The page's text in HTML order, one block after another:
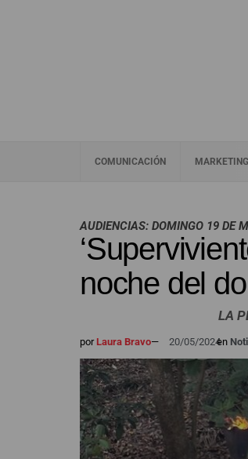
COMUNICACIÓN MARKETING
AUDIENCIAS: DOMINGO 19 DE
noche del
LA
porLaura Bravo— 20/05/2024en